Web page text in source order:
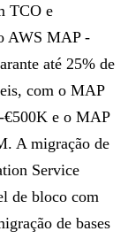
TCO e
AWS MAP -
até 25% de
com o MAP
€500K e o MAP
A migração de
Service
de bloco com
de bases